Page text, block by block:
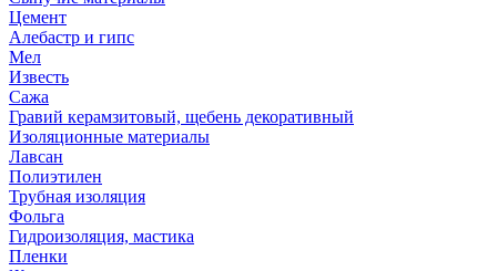
Цемент
Алебастр и гипс
Мел
Известь
Сажа
Гравий керамзитовый, щебень декоративный
Изоляционные материалы
Лавсан
Полиэтилен
Трубная изоляция
Фольга
Гидроизоляция, мастика
Пленки